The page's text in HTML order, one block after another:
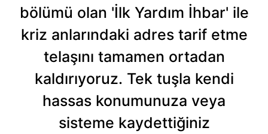
bölümü olan 'İlk Yardım İhbar' ile
kriz anlarındaki adres tarif etme
telaşını tamamen ortadan
kaldırıyoruz. Tek tuşla kendi
hassas konumunuza veya
sisteme kaydettiğiniz